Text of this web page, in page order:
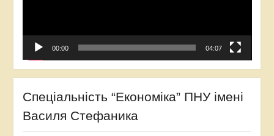
00:00 04:07
Спеціальність “Економіка” ПНУ імені
Василя Стефаника